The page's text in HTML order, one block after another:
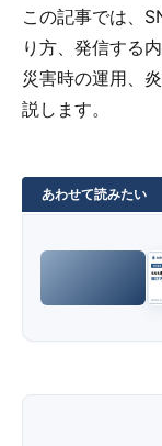
この記事では、
り方、発信する
災害時の運用、
説します。